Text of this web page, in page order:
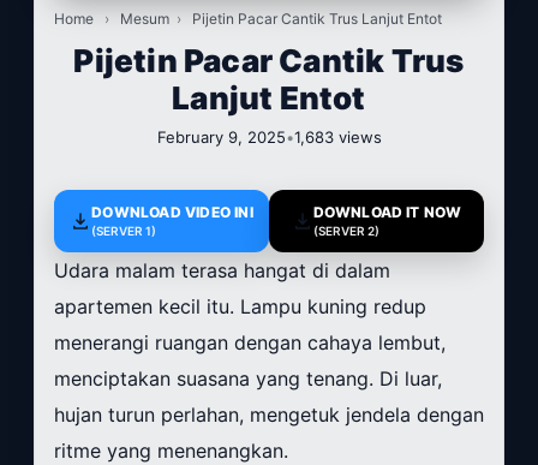
Home › Mesum › Pijetin Pacar Cantik Trus Lanjut Entot
Pijetin Pacar Cantik Trus
Lanjut Entot
February 9, 2025•1,683 views
DOWNLOAD VIDEO INI
(SERVER 1)
DOWNLOAD IT NOW
(SERVER 2)
Udara malam terasa hangat di dalam
apartemen kecil itu. Lampu kuning redup
menerangi ruangan dengan cahaya lembut,
menciptakan suasana yang tenang. Di luar,
hujan turun perlahan, mengetuk jendela dengan
ritme yang menenangkan.